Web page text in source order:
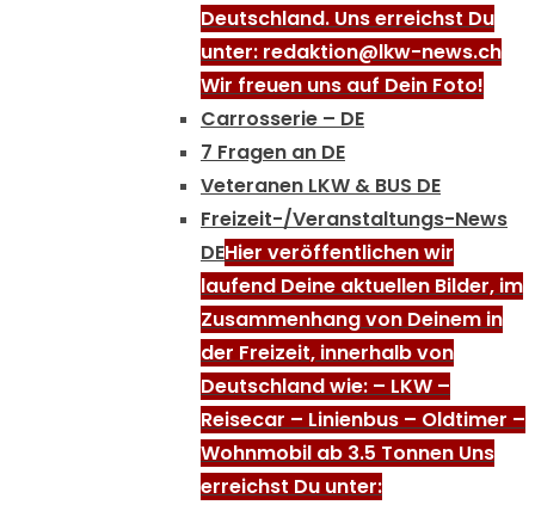
Deutschland. Uns erreichst Du
unter: redaktion@lkw-news.ch
Wir freuen uns auf Dein Foto!
Carrosserie – DE
7 Fragen an DE
Veteranen LKW & BUS DE
Freizeit-/Veranstaltungs-News
DEHier veröffentlichen wir
laufend Deine aktuellen Bilder, im
Zusammenhang von Deinem in
der Freizeit, innerhalb von
Deutschland wie: – LKW –
Reisecar – Linienbus – Oldtimer –
Wohnmobil ab 3.5 Tonnen Uns
erreichst Du unter: